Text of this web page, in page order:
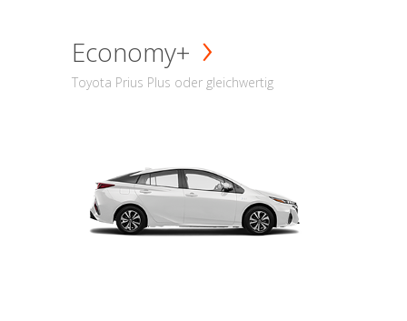
Economy+
Toyota Prius Plus oder gleichwertig